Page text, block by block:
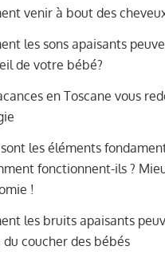
venir à bout des
les sons apaisants
de votre bébé?
en Toscane vous
les éléments
fonctionnent-ils ?
!
les bruits apaisants
du coucher des bébés